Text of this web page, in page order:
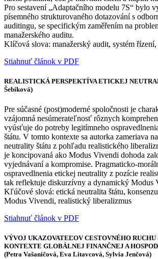
Pro sestavení „Adaptačního modelu 7S“ bylo
písemného strukturovaného dotazování s
auditingu, se specifickým zaměřením na
manažerského auditu.
Klíčová slova: manažerský audit, systém řízení,
Stiahnuť článok v PDF
REALISTICKÁ PERSPEKTÍVA ETICKEJ
Šebíková)
Pre súčasné (post)moderné spoločnosti je
vzájomná nesúmerateľnosť rôznych
vyúsťuje do potreby legitímneho
štátu. V tomto kontexte sa autorka zameriava
neutrality štátu z pohľadu realistického
je koncipovaná ako Modus Vivendi dohoda
vyjednávaní a kompromise. Pragmaticko-
ospravedlnenia etickej neutrality z pozície
tak reflektuje diskurzívny a dynamický Modus
Kľúčové slová: etická neutralita štátu,
Modus Vivendi, realistický liberalizmus
Stiahnuť článok v PDF
VÝVOJ UKAZOVATEĽOV CESTOVNÉHO RUCHU
KONTEXTE GLOBÁLNEJ FINANČNEJ A
(Petra Vašaničová, Eva Litavcová, Sylvia Jenčová)